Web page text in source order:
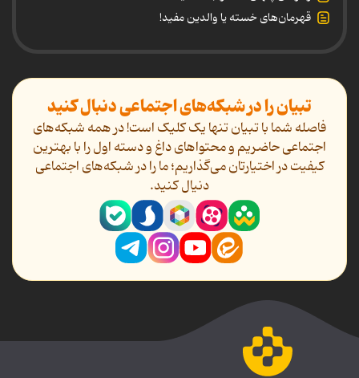
قهرمان‌های خسته یا والدین مفید!
تبیان را در شبکه‌های اجتماعی دنبال کنید
فاصله شما با تبیان تنها یک کلیک است! در همه شبکه‌های
اجتماعی حاضریم و محتواهای داغ و دسته اول را با بهترین
کیفیت در اختیارتان می‌گذاریم؛ ما را در شبکه‌های اجتماعی
دنیال کنید.